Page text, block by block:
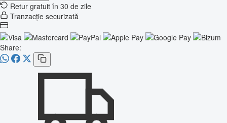
Retur gratuit în 30 de zile
Tranzacție securizată
Share: